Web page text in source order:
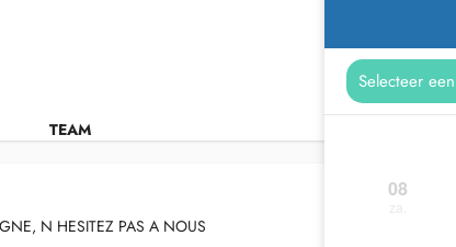
TEAM
08
N HESITEZ PAS A NOUS